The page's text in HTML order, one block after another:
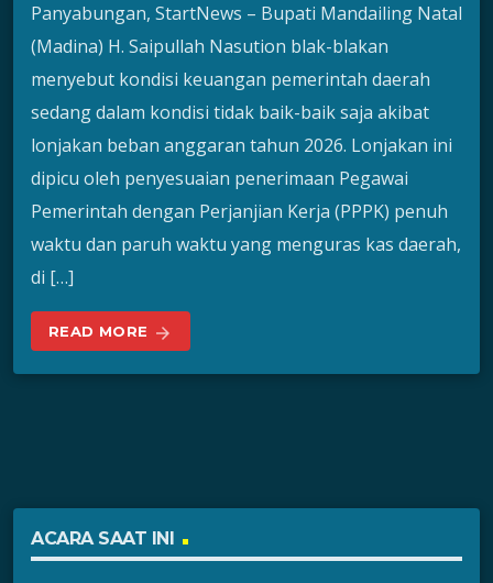
Panyabungan, StartNews – Bupati Mandailing Natal
(Madina) H. Saipullah Nasution blak-blakan
menyebut kondisi keuangan pemerintah daerah
sedang dalam kondisi tidak baik-baik saja akibat
lonjakan beban anggaran tahun 2026. Lonjakan ini
dipicu oleh penyesuaian penerimaan Pegawai
Pemerintah dengan Perjanjian Kerja (PPPK) penuh
waktu dan paruh waktu yang menguras kas daerah,
di […]
READ MORE arrow_forward
ACARA SAAT INI